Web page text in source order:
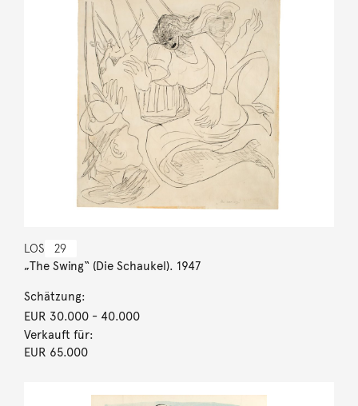
LOS 29
„The Swing“ (Die Schaukel). 1947
Schätzung:
EUR 30.000- 40.000
Verkauft für:
EUR 65.000